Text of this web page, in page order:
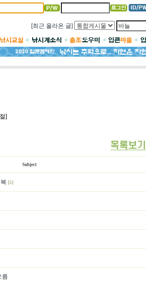
[최근 올라온 글]
]
Subject
[5]
름